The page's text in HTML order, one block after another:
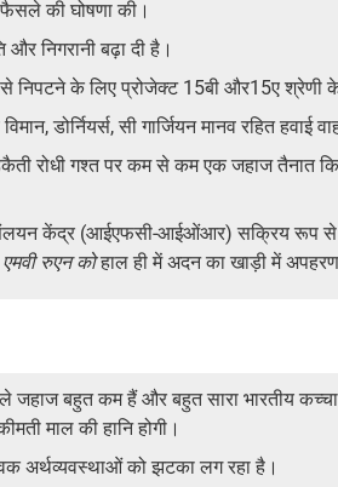
की घोषणा की।
निगरानी बढ़ा दी है।
निपटने के लिए प्रोजेक्ट 15बी और15ए श्रेणी
डोर्नियर्स, सी गार्जियन मानव रहित
रोधी गश्त पर कम से कम एक जहाज
संलयन केंद्र (आईएफसी-आईओंआर) सक्रिय रूप से
एमवी रुएन कोहाल ही में अदन का खाड़ी में
जहाज बहुत कम हैं और बहुत सारा भारतीय
माल की हानि होगी।
अर्थव्यवस्थाओं को झटका लग रहा है।